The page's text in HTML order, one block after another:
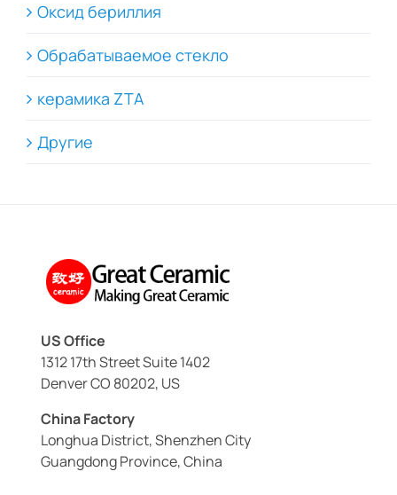
Оксид бериллия
Обрабатываемое стекло
керамика ZTA
Другие
US Office
1312 17th Street Suite 1402
Denver CO 80202, US
China Factory
Longhua District, Shenzhen City
Guangdong Province, China